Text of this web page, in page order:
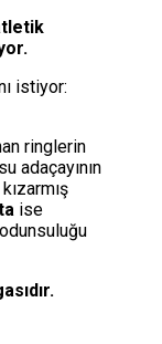
istiyor:
ringlerin
adaçayının
ise